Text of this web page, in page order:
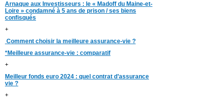
Arnaque aux Investisseurs : le « Madoff du Maine-et-
Loire » condamné à 5 ans de prison / ses biens
confisqués
+
Comment choisir la meilleure assurance-vie ?
*Meilleure assurance-vie : comparatif
+
Meilleur fonds euro 2024 : quel contrat d’assurance
vie ?
+